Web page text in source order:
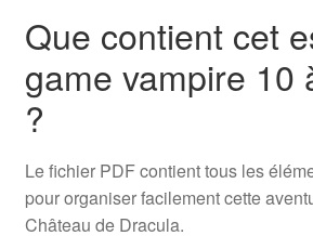
Que contient cet
game vampire 10
?
Le fichier PDF contient tous les
pour organiser facilement cette
Château de Dracula.